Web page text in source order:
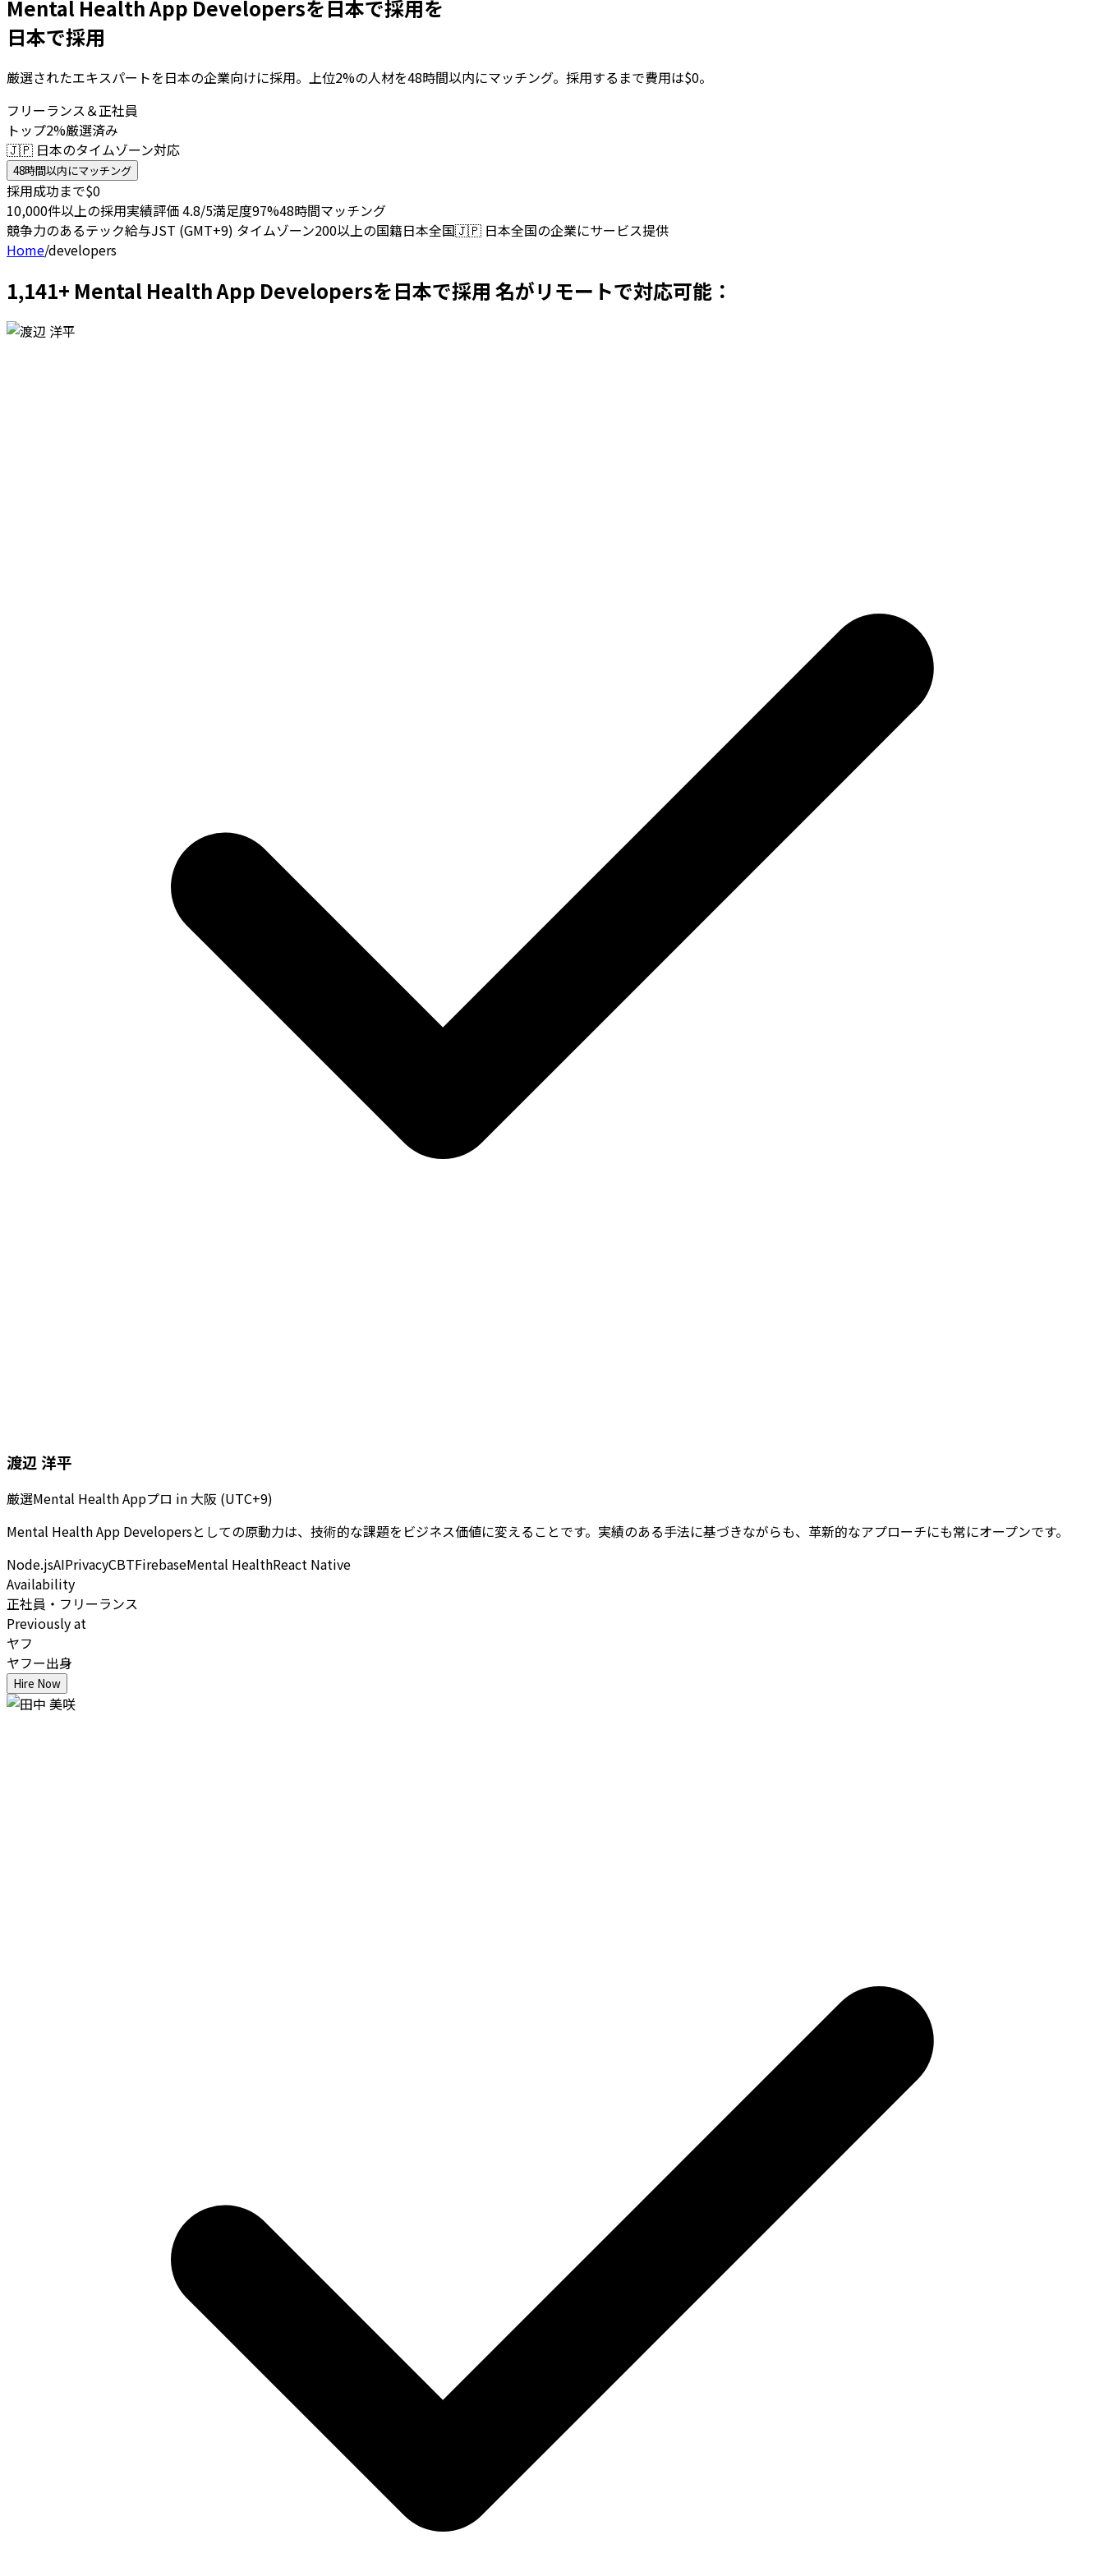
Mental Health App Developersを日本で採用を
日本で採用
厳選されたエキスパートを日本の企業向けに採用。上位2%の人材を48時間以内にマッチング。採用するまで費用は$0。
フリーランス＆正社員
トップ2%厳選済み
🇯🇵 日本のタイムゾーン対応
48時間以内にマッチング
採用成功まで$0
10,000件以上の採用実績評価 4.8/5満足度97%48時間マッチング
競争力のあるテック給与JST (GMT+9) タイムゾーン200以上の国籍日本全国🇯🇵 日本全国の企業にサービス提供
Home/developers
1,141+ Mental Health App Developersを日本で採用 名がリモートで対応可能：
渡辺 洋平
厳選Mental Health Appプロ in 大阪 (UTC+9)
Mental Health App Developersとしての原動力は、技術的な課題をビジネス価値に変えることです。実績のある手法に基づきながらも、革新的なアプローチにも常にオープンです。
Node.jsAIPrivacyCBTFirebaseMental HealthReact Native
Availability
正社員・フリーランス
Previously at
ヤフ
ヤフー出身
Hire Now